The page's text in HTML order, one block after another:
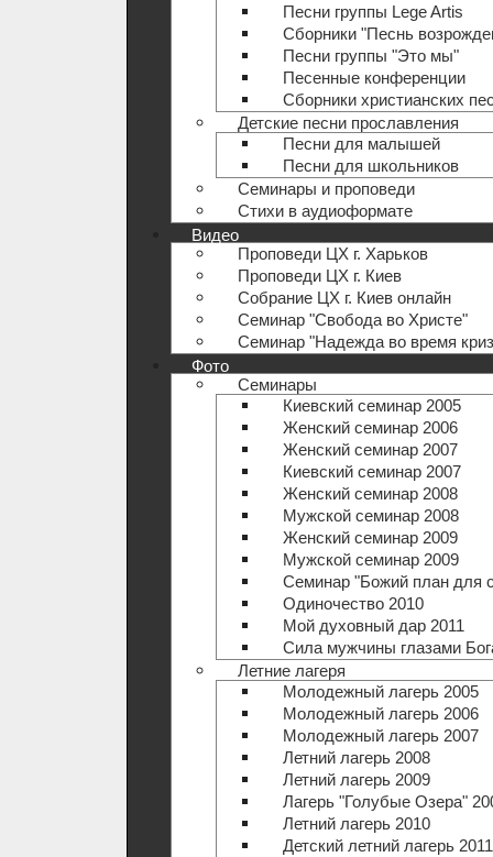
Песни группы Lege Artis
Сборники "Песнь
Песни группы "Это мы"
Песенные конференции
Сборники христианских
Детские песни прославления
Песни для малышей
Песни для школьников
Семинары и проповеди
Стихи в аудиоформате
Видео
Проповеди ЦХ г. Харьков
Проповеди ЦХ г. Киев
Собрание ЦХ г. Киев онлайн
Семинар "Свобода во Христе"
Семинар "Надежда во время
Фото
Семинары
Киевский семинар 2005
Женский семинар 2006
Женский семинар 2007
Киевский семинар 2007
Женский семинар 2008
Мужской семинар 2008
Женский семинар 2009
Мужской семинар 2009
Семинар "Божий план для
Одиночество 2010
Мой духовный дар 2011
Сила мужчины глазами
Летние лагеря
Молодежный лагерь 2005
Молодежный лагерь 2006
Молодежный лагерь 2007
Летний лагерь 2008
Летний лагерь 2009
Лагерь "Голубые Озера"
Летний лагерь 2010
Детский летний лагерь 2011